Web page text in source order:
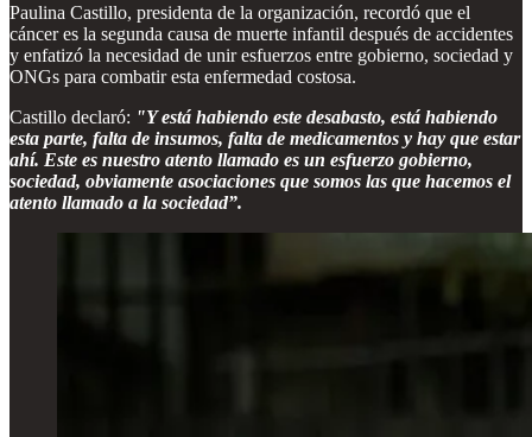
Paulina Castillo, presidenta de la organización, recordó que el
cáncer es la segunda causa de muerte infantil después de accidentes
y enfatizó la necesidad de unir esfuerzos entre gobierno, sociedad y
ONGs para combatir esta enfermedad costosa.
Castillo declaró: "Y está habiendo este desabasto, está habiendo
esta parte, falta de insumos, falta de medicamentos y hay que estar
ahí. Este es nuestro atento llamado es un esfuerzo gobierno,
sociedad, obviamente asociaciones que somos las que hacemos el
atento llamado a la sociedad”.